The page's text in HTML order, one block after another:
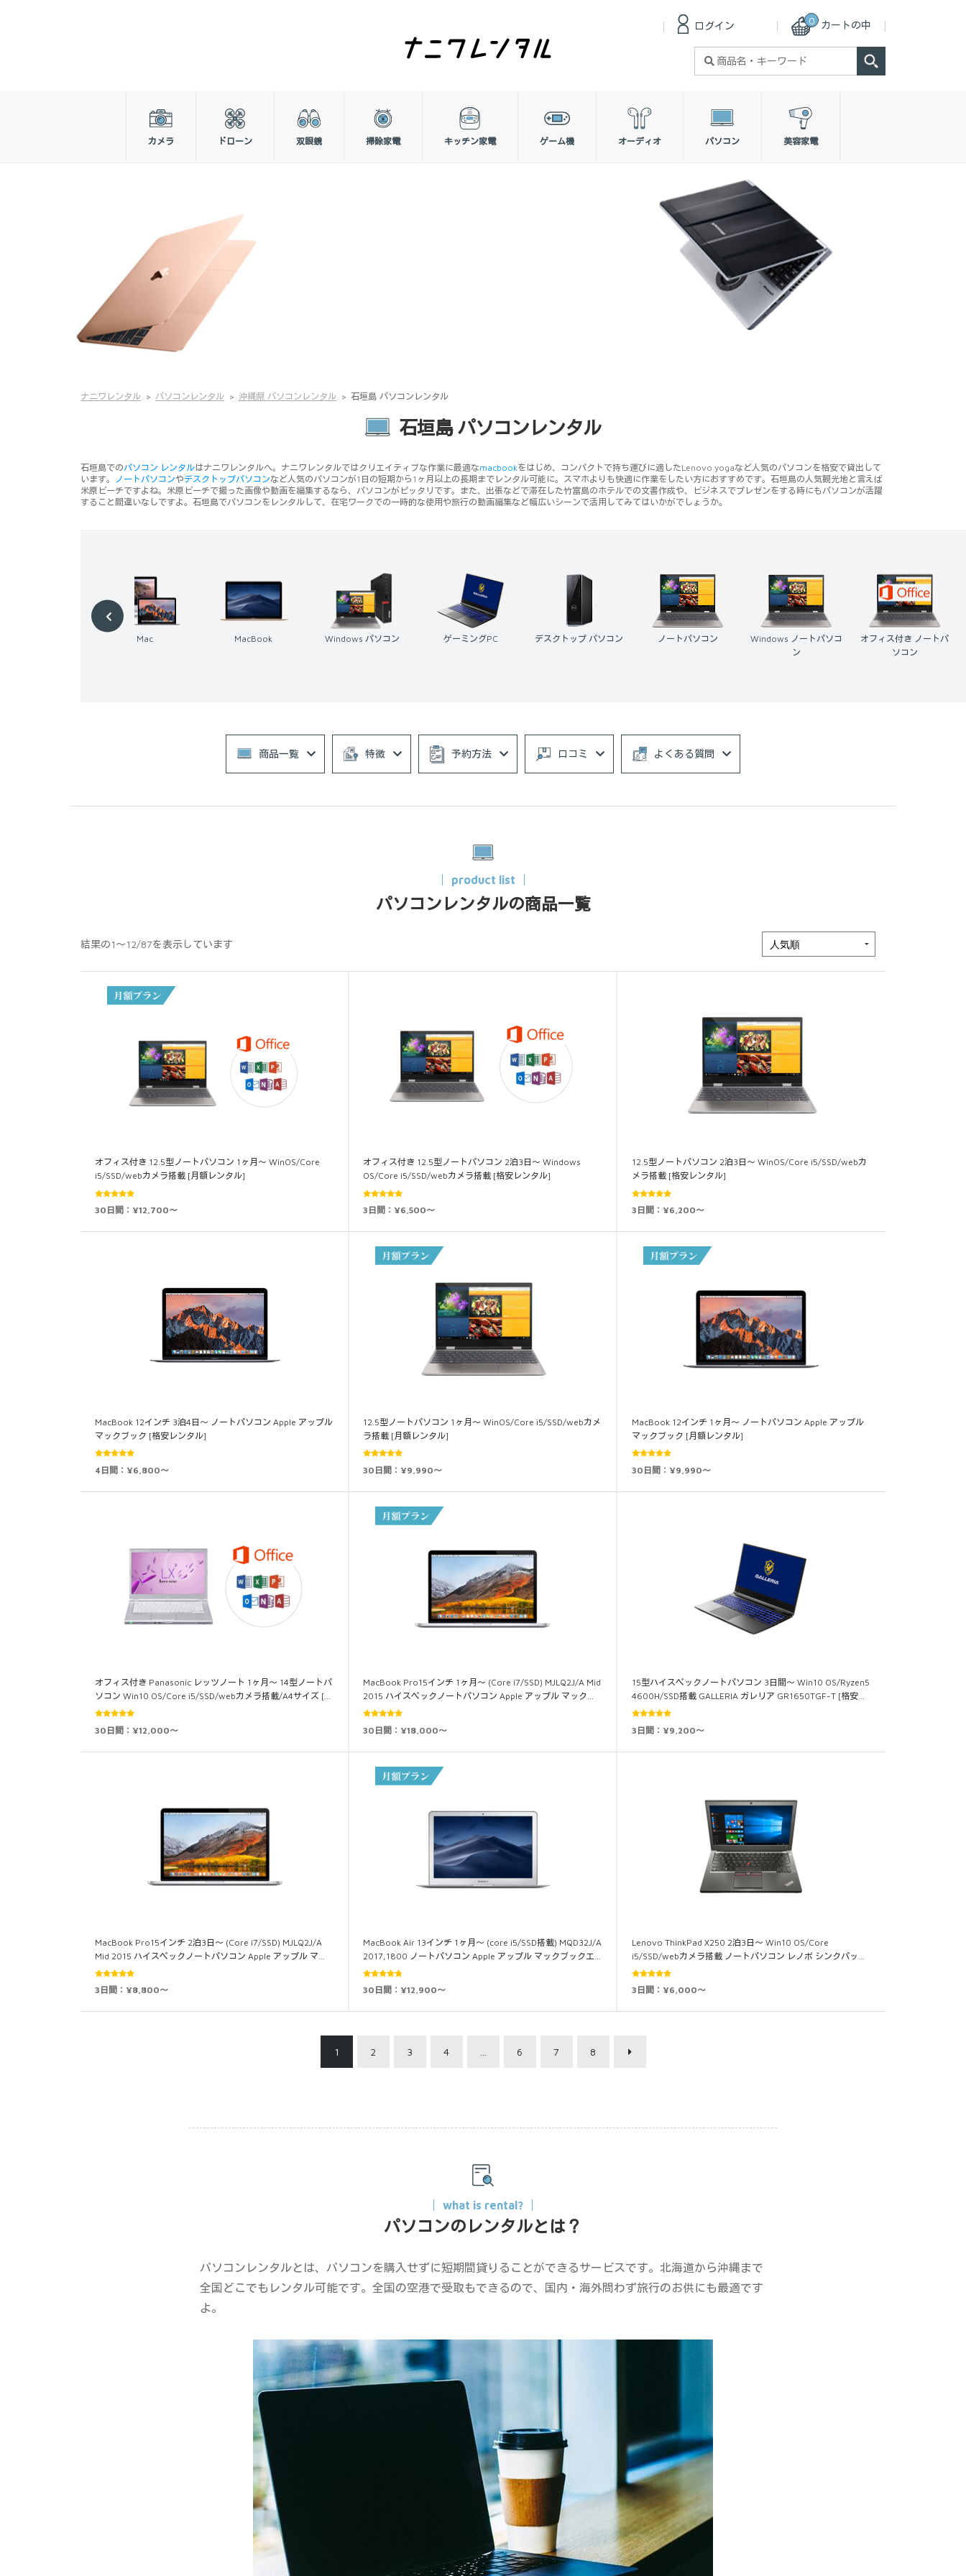
カートの中
0
ログイン
カメラ ドローン 双眼鏡 掃除家電 キッチン家電 ゲーム機 オーディオ パソコン 美容家電
ナニワレンタル パソコンレンタル 沖縄県 パソコンレンタル 石垣島 パソコンレンタル
石垣島 パソコンレンタル
石垣島でのパソコン レンタルはナニワレンタルへ。ナニワレンタルではクリエイティブな作業に最適なmacbookをはじめ、コンパクトで持ち運びに適したLenovo yogaなど人気のパソコンを格安で貸出して
います。 ノートパソコンやデスクトップパソコンなど人気のパソコンが1日の短期から1ヶ月以上の長期までレンタル可能に。スマホよりも快適に作業をしたい方におすすめです。石垣島の人気観光地と言えば
米原ビーチですよね。米原ビーチで撮った画像や動画を編集するなら、パソコンがピッタリです。また、出張などで滞在した竹富島のホテルでの文書作成や、ビジネスでプレゼンをする時にもパソコンが活躍
すること間違いなしですよ。石垣島でパソコンをレンタルして、在宅ワークでの一時的な使用や旅行の動画編集など幅広いシーンで活用してみてはいかがでしょうか。
MacBook Windows パソコン ゲーミングPC デスクトップ パソコン ノートパソコン
Windows ノートパソコ
オフィス付き ノートパ
ソコン
Mac
商品一覧 特徴 予約方法 口コミ よくある質問
product list
パソコンレンタルの商品一覧
結果の1～12/87を表示しています
オフィス付き 12.5型ノートパソコン 1ヶ月～ WinOS/Core
i5/SSD/webカメラ搭載 [月額レンタル]
5段階中
30日間：¥12,700～
オフィス付き 12.5型ノートパソコン 2泊3日～ Windows
OS/Core i5/SSD/webカメラ搭載 [格安レンタル]
5段階中
3日間：¥6,500～
12.5型ノートパソコン 2泊3日～ WinOS/Core i5/SSD/webカ
メラ搭載 [格安レンタル]
5段階中
3日間：¥6,200～
MacBook 12インチ 3泊4日～ ノートパソコン Apple アップル
マックブック [格安レンタル]
5段階中
4日間：¥6,800～
12.5型ノートパソコン 1ヶ月～ WinOS/Core i5/SSD/webカメ
ラ搭載 [月額レンタル]
5段階中
30日間：¥9,990～
MacBook 12インチ 1ヶ月～ ノートパソコン Apple アップル
マックブック [月額レンタル]
5段階中
30日間：¥9,990～
オフィス付き Panasonic レッツノート 1ヶ月～ 14型ノートパ
ソコン Win10 OS/Core i5/SSD/webカメラ搭載/A4サイズ […
5段階中
5.00 の評価
30日間：¥12,000～
MacBook Pro15インチ 1ヶ月～ (Core i7/SSD) MJLQ2J/A Mid
2015 ハイスペックノートパソコン Apple アップル マック…
5段階中
5.00 の評価
30日間：¥18,000～
15型ハイスペックノートパソコン 3日間～ Win10 OS/Ryzen5
4600H/SSD搭載 GALLERIA ガレリア GR1650TGF-T [格安…
5段階中
5.00 の評価
3日間：¥9,200～
MacBook Pro15インチ 2泊3日～ (Core i7/SSD) MJLQ2J/A
Mid 2015 ハイスペックノートパソコン Apple アップル マ…
5段階中
3日間：¥8,800～
MacBook Air 13インチ 1ヶ月～ (core i5/SSD搭載) MQD32J/A
2017,1800 ノートパソコン Apple アップル マックブックエ…
5段階中
30日間：¥12,900～
Lenovo ThinkPad X250 2泊3日～ Win10 OS/Core
i5/SSD/webカメラ搭載 ノートパソコン レノボ シンクパッ…
5段階中
3日間：¥6,000～
1 2 3 4 6 7 8
what is rental?
パソコンのレンタルとは？
パソコンレンタルとは、パソコンを購入せずに短期間貸りることができるサービスです。北海道から沖縄まで
全国どこでもレンタル可能です。全国の空港で受取もできるので、国内・海外問わず旅行のお供にも最適です
よ。